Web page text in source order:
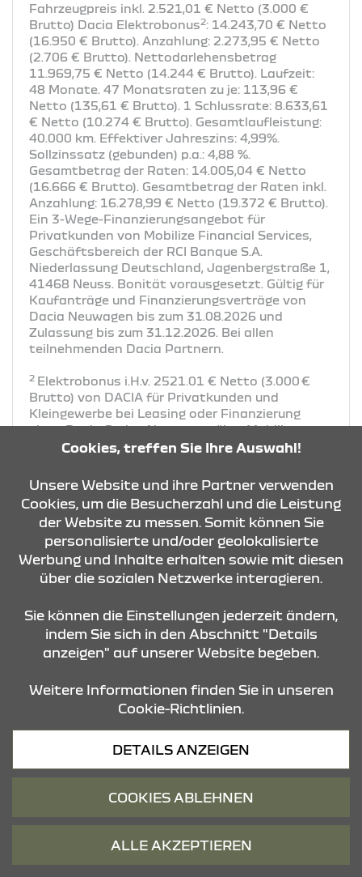
Fahrzeugpreis inkl. 2.521,01 € Netto (3.000 €
Brutto) Dacia Elektrobonus2: 14.243,70 € Netto
(16.950 € Brutto). Anzahlung: 2.273,95 € Netto
(2.706 € Brutto). Nettodarlehensbetrag
11.969,75 € Netto (14.244 € Brutto). Laufzeit:
48 Monate. 47 Monatsraten zu je: 113,96 €
Netto (135,61 € Brutto). 1 Schlussrate: 8.633,61
€ Netto (10.274 € Brutto). Gesamtlaufleistung:
40.000 km. Effektiver Jahreszins: 4,99%.
Sollzinssatz (gebunden) p.a.: 4,88 %.
Gesamtbetrag der Raten: 14.005,04 € Netto
(16.666 € Brutto). Gesamtbetrag der Raten inkl.
Anzahlung: 16.278,99 € Netto (19.372 € Brutto).
Ein 3-Wege-Finanzierungsangebot für
Privatkunden von Mobilize Financial Services,
Geschäftsbereich der RCI Banque S.A.
Niederlassung Deutschland, Jagenbergstraße 1,
41468 Neuss. Bonität vorausgesetzt. Gültig für
Kaufanträge und Finanzierungsverträge von
Dacia Neuwagen bis zum 31.08.2026 und
Zulassung bis zum 31.12.2026. Bei allen
teilnehmenden Dacia Partnern.
2 Elektrobonus i.H.v. 2521.01 € Netto (3.000 €
Brutto) von DACIA für Privatkunden und
Kleingewerbe bei Leasing oder Finanzierung
eines Dacia Spring Neuwagen über Mobilize
Financial Services. Gültig im Zeitraum bis zum
Zulassung bis 31.12.2026. Der Dacia
Elektrobonus wird in das Leasing- oder
Finanzierungsangebot einkalkuliert.1 2100,84 €
Netto (2.500 € Brutto) Dacia Elektrobonus bei
Barkauf. Der Elektrobonus von Dacia ist
unabhängig von der Gewährung der staatlichen
Elektroprämie (Ausstattung Essential aktuell
AUSSTATTUNG
15-Zoll-Stahlräder mit Radvollblende in
Schwarz/Stahlgrau
Front- und Heckschürze im SV-Look,
Klimaanlage (manuell) mit Pollenfilter
Cookies, treffen Sie Ihre Auswahl!
Unsere Website und ihre Partner verwenden
Cookies, um die Besucherzahl und die Leistung
der Website zu messen. Somit können Sie
personalisierte und/oder geolokalisierte
Werbung und Inhalte erhalten sowie mit diesen
über die sozialen Netzwerke interagieren.
Sie können die Einstellungen jederzeit ändern,
indem Sie sich in den Abschnitt "Details
anzeigen" auf unserer Website begeben.
Weitere Informationen finden Sie in unseren
Cookie-Richtlinien.
DETAILS ANZEIGEN
COOKIES ABLEHNEN
ALLE AKZEPTIEREN